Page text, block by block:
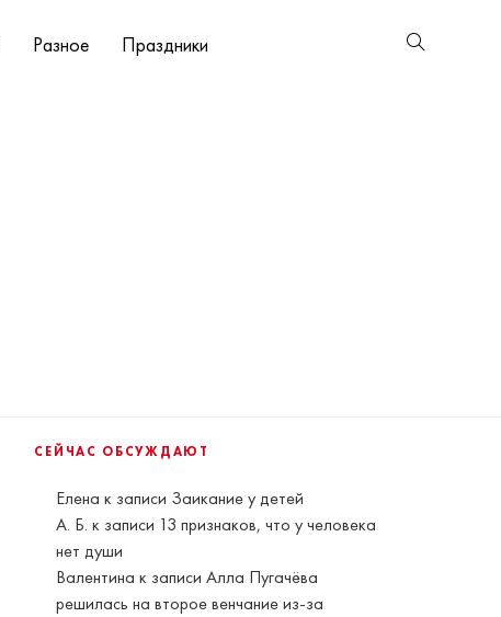
Разное Праздники
СЕЙЧАС ОБСУЖДАЮТ
Елена к записи Заикание у детей
А. Б. к записи 13 признаков, что у человека
нет души
Валентина к записиАлла Пугачёва
решилась на второе венчание из-за